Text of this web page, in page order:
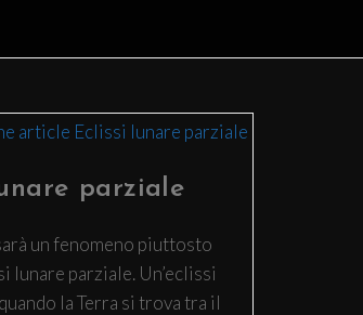
parziale
un fenomeno piuttosto
lunare parziale. Un’eclissi
la Terra si trova tra il